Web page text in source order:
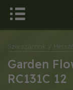
Szerszámok /
Garden
RC131C 12